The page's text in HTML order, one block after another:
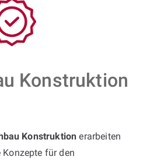
Konstruktion
Konstruktion erarbeiten
für den